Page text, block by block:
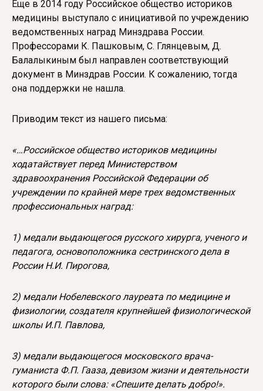
Еще в 2014 году Российское общество историков
медицины выступало с инициативой по учреждению
ведомственных наград Минздрава России.
Профессорами К. Пашковым, С. Глянцевым, Д.
Балалыкиным был направлен соответствующий
документ в Минздрав России. К сожалению, тогда
она поддержки не нашла.
Приводим текст из нашего письма:
«…Российское общество историков медицины
ходатайствует перед Министерством
здравоохранения Российской Федерации об
учреждении по крайней мере трех ведомственных
профессиональных наград:
1) медали выдающегося русского хирурга, ученого и
педагога, основоположника сестринского дела в
России Н.И. Пирогова,
2) медали Нобелевского лауреата по медицине и
физиологии, создателя крупнейшей физиологической
школы И.П. Павлова,
3) медали выдающегося московского врача-
гуманиста Ф.П. Гааза, девизом жизни и деятельности
которого были слова: «Спешите делать добро!».